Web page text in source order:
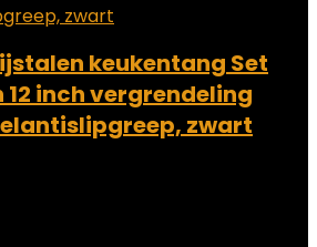
keukentang Set
inch vergrendeling
zwart